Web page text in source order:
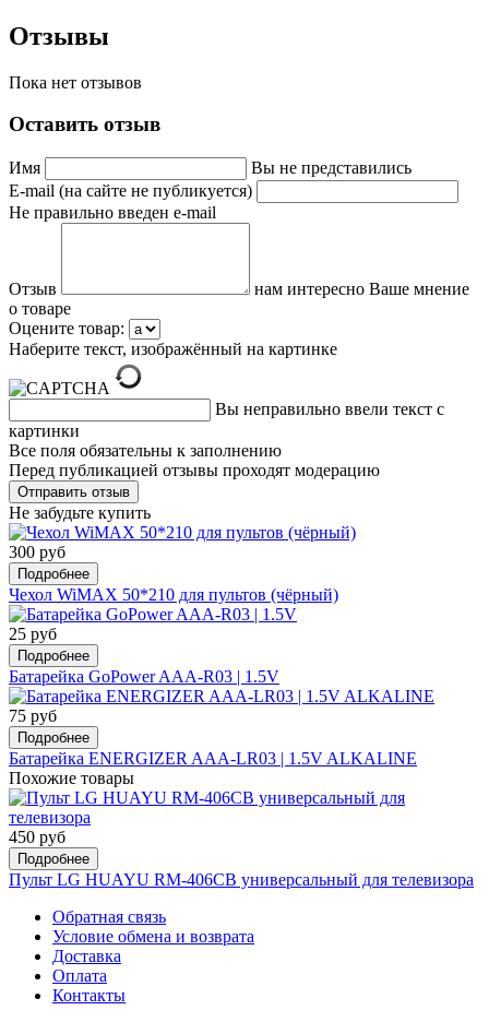
Отзывы
Пока нет отзывов
Оставить отзыв
Имя
Вы не представились
E-mail (на сайте не публикуется)
Не правильно введен e-mail
Отзыв
нам интересно Ваше мнение
о товаре
Оцените товар:
Наберите текст, изображённый на картинке
Вы неправильно ввели текст с
картинки
Все поля обязательны к заполнению
Перед публикацией отзывы проходят модерацию
Не забудьте купить
300 руб
Подробнее
Чехол WiMAX 50*210 для пультов (чёрный)
25 руб
Подробнее
Батарейка GoPower AAA-R03 | 1.5V
75 руб
Подробнее
Батарейка ENERGIZER AAA-LR03 | 1.5V ALKALINE
Похожие товары
450 руб
Подробнее
Пульт LG HUAYU RM-406CB универсальный для телевизора
Обратная связь
Условие обмена и возврата
Доставка
Оплата
Контакты